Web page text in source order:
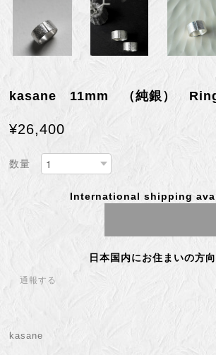
kasane 11mm （純銀）
¥26,400
数量
International shipping
日本国内にお住まいの方
通報する
kasane